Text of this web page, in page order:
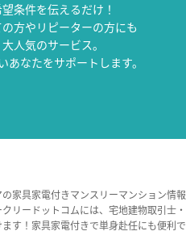
条件を伝えるだけ！
方やリピーターの方にも
大人気のサービス。
あなたをサポートします。
家具家電付きマンスリーマンション情
リードットコムには、宅地建物取引士
す！家具家電付きで単身赴任にも便利で